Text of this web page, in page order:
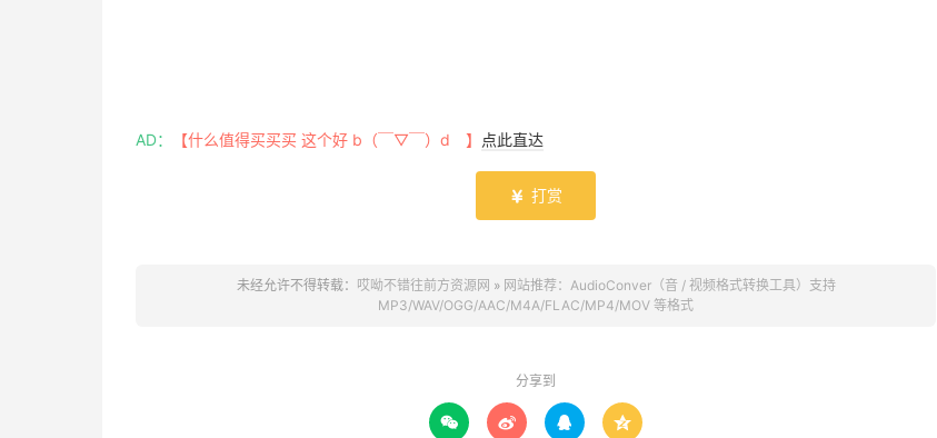
AD： 【什么值得买买买 这个好 b（￣▽￣）d 】 点此直达
 打赏
未经允许不得转载： 哎呦不错往前方资源网 » 网站推荐：AudioConver（音 / 视频格式转换工具）支持
MP3/WAV/OGG/AAC/M4A/FLAC/MP4/MOV 等格式
分享到
   